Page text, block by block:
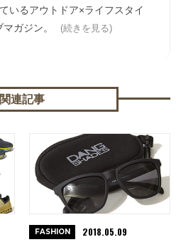
いるアウトドア×ライフスタイ
ガジン。
(続きを見る)
関連記事
FASHION 2018.05.09